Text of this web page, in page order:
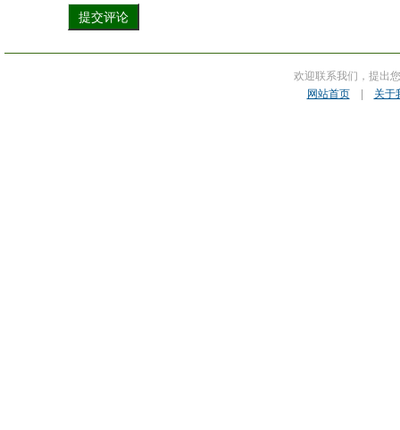
欢迎联系我们，提出
网站首页| 关于